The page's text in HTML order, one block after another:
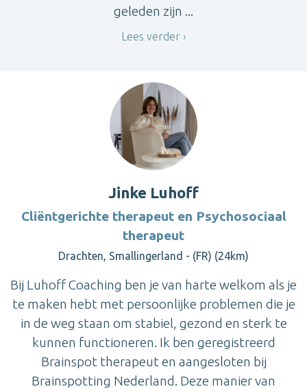
geleden zijn ...
Lees verder
Jinke Luhoff
Cliëntgerichte therapeut en Psychosociaal
therapeut
Drachten, Smallingerland - (FR) (24km)
Bij Luhoff Coaching ben je van harte welkom als je
te maken hebt met persoonlijke problemen die je
in de weg staan om stabiel, gezond en sterk te
kunnen functioneren. Ik ben geregistreerd
Brainspot therapeut en aangesloten bij
Brainspotting Nederland. Deze manier van